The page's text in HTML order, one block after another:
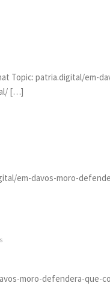
Topic: patria.digital/em-
[…]
em-davos-moro-
moro-defendera-que-